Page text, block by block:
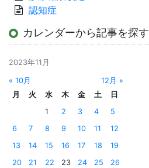
認知症
カレンダーから記事を探す
2023年11月
« 10月
12月 »
月
火 水 木 金 土
日
1
2 3 4
5
6
7 8 9 10 11
12
13
14 15 16 17 18
19
20
21 22 23 24 25
26